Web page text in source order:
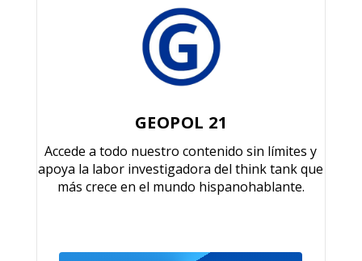
GEOPOL 21
Accede a todo nuestro contenido sin límites y
apoya la labor investigadora del think tank que
más crece en el mundo hispanohablante.